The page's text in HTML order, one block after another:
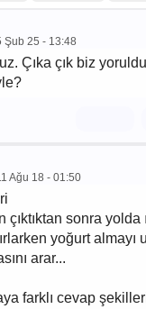
Şub 25 - 13:48
Çıka çık biz
Ağu 18 - 01:50
çıktıktan sonra yolda
yoğurt almayı
arar...
farklı cevap